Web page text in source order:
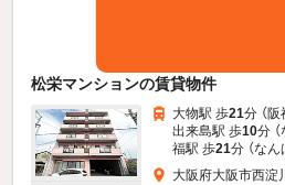
松栄マンションの賃貸物件
大物駅 歩21分 （
出来島駅 歩10分
福駅 歩21分 （なん
大阪府大阪市西淀